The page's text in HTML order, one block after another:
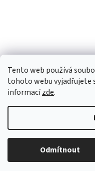
Tento web používá
tohoto webu vyjadřujete
informacízde.
Odmítnout
Copyright 2026